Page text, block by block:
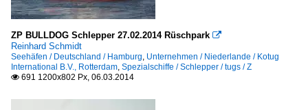
ZP BULLDOG Schlepper 27.02.2014 Rüschpark 
Reinhard Schmidt
Seehäfen / Deutschland / Hamburg, Unternehmen / Niederlande / Kotug
International B.V., Rotterdam, Spezialschiffe / Schlepper / tugs / Z
 691 1200x802 Px, 06.03.2014